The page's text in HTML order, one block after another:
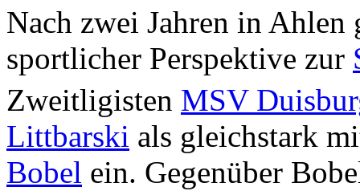
Nach zwei Jahren in Ahlen
sportlicher Perspektive zur
Zweitligisten MSV
Littbarski als gleichstark
Bobel ein. Gegenüber